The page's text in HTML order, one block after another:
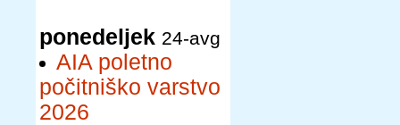
ponedeljek 24-avg
AIA poletno
počitniško varstvo
2026